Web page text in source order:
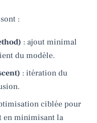
:
: ajout minimal
du modèle.
: itération du
ciblée pour
en minimisant la